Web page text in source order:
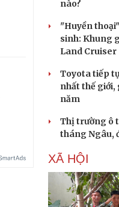
nào?
"Huyền
sinh: Khung
Land Cruiser
Toyota tiếp
nhất thế giới,
năm
Thị trường ô
tháng Ngâu,
XÃ HỘI